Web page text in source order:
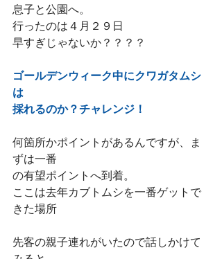
息子と公園へ。
行ったのは４月２９日
早すぎじゃないか？？？？
ゴールデンウィーク中にクワガタムシ
は
採れるのか？チャレンジ！
何箇所かポイントがあるんですが、ま
ずは一番
の有望ポイントへ到着。
ここは去年カブトムシを一番ゲットで
きた場所
先客の親子連れがいたので話しかけて